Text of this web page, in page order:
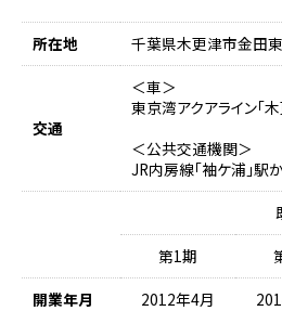
所在地 千葉県木更津市金田
交通
＜車＞
東京湾アクアライン「
＜公共交通機関＞
JR内房線「袖ケ浦」駅
第1期
開業年月
2012年4月